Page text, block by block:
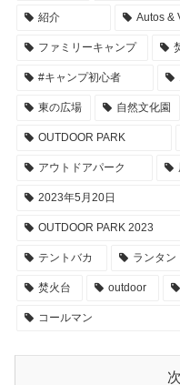
紹介 Autos &
ファミリーキャンプ
#キャンプ初心者
東の広場 自然文化園
OUTDOOR PARK
アウトドアパーク
2023年5月20日
OUTDOOR PARK 2023
テントバカ ランタン
焚火台 outdoor
コールマン